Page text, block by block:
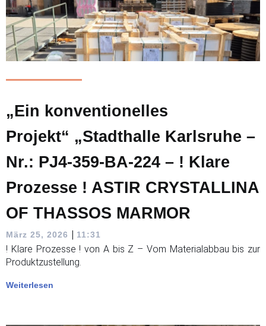
„Ein konventionelles
Projekt“ „Stadthalle Karlsruhe –
Nr.: PJ4-359-BA-224 – ! Klare
Prozesse ! ASTIR CRYSTALLINA
OF THASSOS MARMOR
März 25, 2026 | 11:31
! Klare Prozesse ! von A bis Z – Vom Materialabbau bis zur
Produktzustellung.
Weiterlesen